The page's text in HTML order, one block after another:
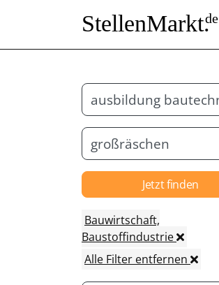
StellenMarkt.de
Jetzt finden
Bauwirtschaft,
Baustoffindustrie
Alle Filter entfernen